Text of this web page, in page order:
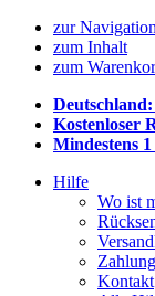
zur Navigation
zum Inhalt
zum
Kostenloser
Mindestens
Hilfe
Wo ist
Kontakt